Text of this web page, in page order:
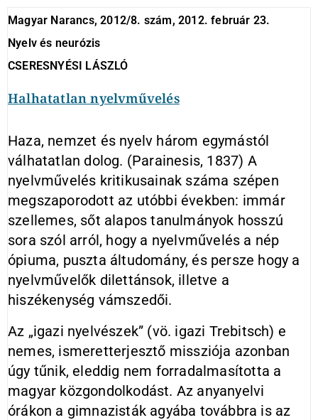
Magyar Narancs, 2012/8. szám, 2012. február 23.
Nyelv és neurózis
CSERESNYÉSI LÁSZLÓ
Halhatatlan nyelvművelés
Haza, nemzet és nyelv három egymástól
válhatatlan dolog. (Parainesis, 1837) A
nyelvművelés kritikusainak száma szépen
megszaporodott az utóbbi években: immár
szellemes, sőt alapos tanulmányok hosszú
sora szól arról, hogy a nyelvművelés a nép
ópiuma, puszta áltudomány, és persze hogy a
nyelvművelők dilettánsok, illetve a
hiszékenység vámszedői.
Az „igazi nyelvészek” (vö. igazi Trebitsch) e
nemes, ismeretterjesztő missziója azonban
úgy tűnik, eleddig nem forradalmasította a
magyar közgondolkodást. Az anyanyelvi
órákon a gimnazisták agyába továbbra is az